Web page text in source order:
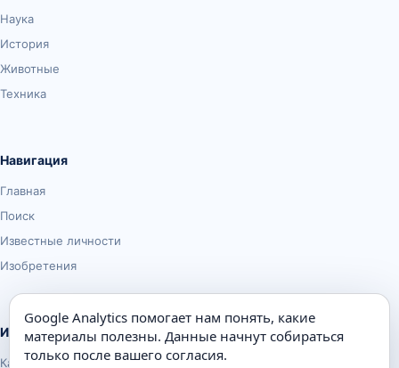
Наука
История
Животные
Техника
Навигация
Главная
Поиск
Известные личности
Изобретения
Информация
Карта сайта
Google Analytics помогает нам понять, какие
материалы полезны. Данные начнут собираться
только после вашего согласия.